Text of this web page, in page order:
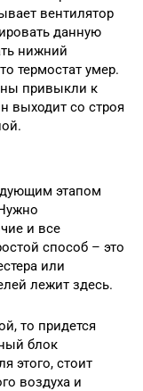
вентилятор
данную
нижний
термостат умер.
привыкли к
выходит со строя
этапом
и все
способ – это
или
лежит здесь.
то придется
блок
этого, стоит
воздуха и